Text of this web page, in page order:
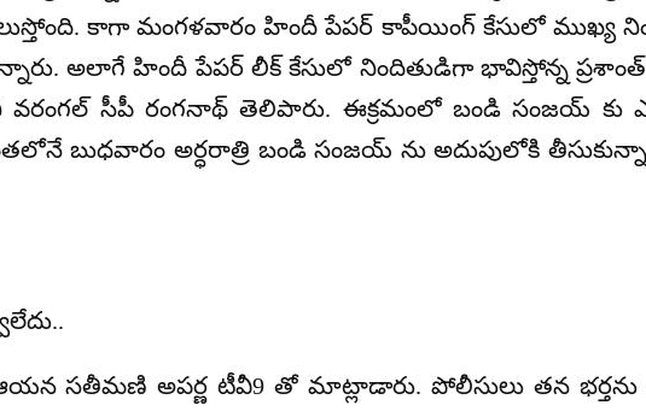
కాగా మంగ‌ళ‌వారం హిందీ పేప‌ర్ కాపీయింగ్ కేసులో ముఖ్య
అలాగే హిందీ పేపర్‌ లీక్‌ కేసులో నిందితుడిగా భావిస్తోన్న
సీపీ రంగనాథ్ తెలిపారు. ఈక్రమంలో బండి సంజయ్ కు
బుధవారం అర్ధరాత్రి బండి సంజయ్ ను అదుపులోకి
సతీమణి అపర్ణ టీవీ9 తో మాట్లాడారు. పోలీసులు తన భర్తను